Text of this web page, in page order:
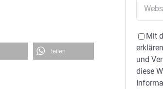
teilen
Mit
und
diese